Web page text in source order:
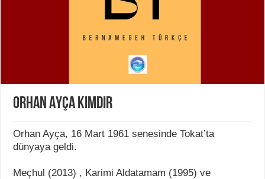
Orhan Ayça Kimdir
Orhan Ayça, 16 Mart 1961 senesinde Tokat’ta
dünyaya geldi.
Meçhul (2013) , Karimi Aldatamam (1995) ve